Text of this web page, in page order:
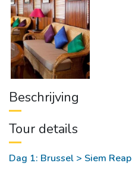
Beschrijving
Tour details
Dag 1: Brussel > Siem Reap